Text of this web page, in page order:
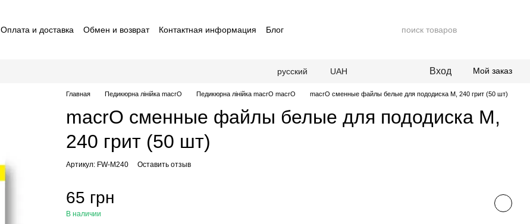
Оплата и доставка Обмен и возврат Контактная информация
Блог
русский UAH Вход Мой заказ
Главная Педикюрна лінійка macrO Педикюрна лінійка macrO macrO macrO сменные файлы белые для пододиска М, 240 грит (50 шт)
macrO сменные файлы белые для пододиска М,
240 грит (50 шт)
Артикул: FW-M240 Оставить отзыв
65 грн
В наличии